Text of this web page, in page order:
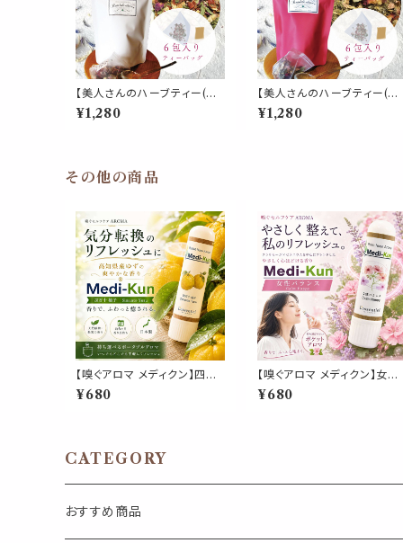
【美人さんのハーブティー(テ
ィーパック)】《美肌 ブレンド》6
包入 ティーバッグ ローズヒッ
ティー お茶 携帯 パウチ 習慣
デイリー
¥1,280
【美人さんのハーブティー(テ
ィーパック)】《女性バランス ブ
レンド》6包入 ティーバッグ レ
¥1,280
その他の商品
【嗅ぐアロマ メディクン】四万
十柚子｜高知県産 ユズ リラッ
クス 落ち着く ポータブルアロ
男性 女性 誕生日 ギフト プレ
¥680
【嗅ぐアロマ メディクン】女性
バランス｜クラリセージ×ゼラ
ニウム ルナ ムーン サイクル
¥680
CATEGORY
おすすめ商品